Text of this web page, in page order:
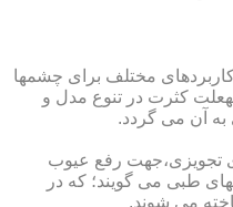
مختلف برای چشمها
کثرت در تنوع مدل و
به آن می گردد.
تجویزی،جهت رفع عیوب
طبی می گویند؛ که در
می شوند.